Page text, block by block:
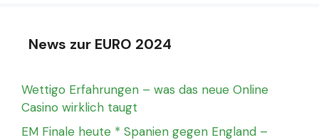
News zur EURO 2024
Wettigo Erfahrungen – was das neue Online
Casino wirklich taugt
EM Finale heute * Spanien gegen England –